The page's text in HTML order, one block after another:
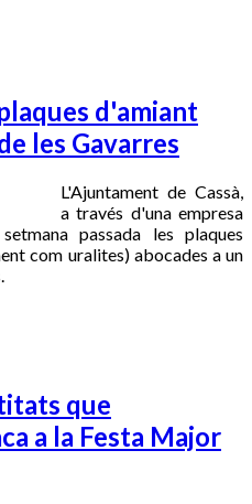
d'amiant
les Gavarres
L'Ajuntament de Cassà,
a través d'una empresa
passada les plaques
com uralites) abocades a un
que
a la Festa Major